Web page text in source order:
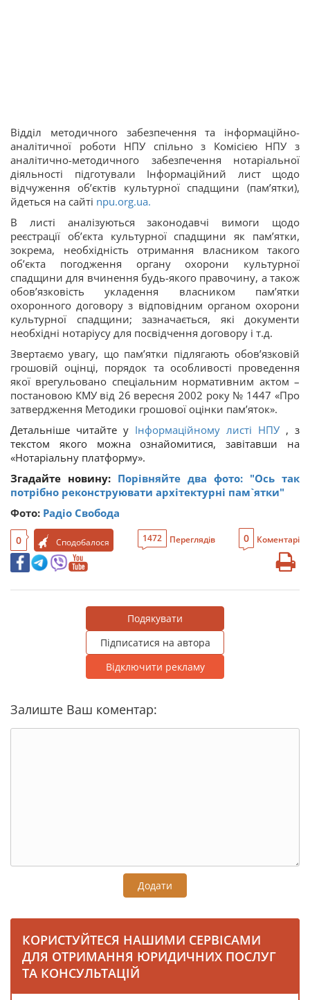
Відділ методичного забезпечення та інформаційно-
аналітичної роботи НПУ спільно з Комісією НПУ з
аналітично-методичного забезпечення нотаріальної
діяльності підготували Інформаційний лист щодо
відчуження об’єктів культурної спадщини (пам’ятки),
йдеться на сайті npu.org.ua.
В листі аналізуються законодавчі вимоги щодо
реєстрації об’єкта культурної спадщини як пам’ятки,
зокрема, необхідність отримання власником такого
об’єкта погодження органу охорони культурної
спадщини для вчинення будь-якого правочину, а також
обов’язковість укладення власником пам’ятки
охоронного договору з відповідним органом охорони
культурної спадщини; зазначається, які документи
необхідні нотаріусу для посвідчення договору і т.д.
Звертаємо увагу, що пам’ятки підлягають обов’язковій
грошовій оцінці, порядок та особливості проведення
якої врегульовано спеціальним нормативним актом –
постановою КМУ від 26 вересня 2002 року № 1447 «Про
затвердження Методики грошової оцінки пам’яток».
Детальніше читайте у Інформаційному листі НПУ , з
текстом якого можна ознайомитися, завітавши на
«Нотаріальну платформу».
Згадайте новину: Порівняйте два фото: "Ось так
потрібно реконструювати архітектурні пам`ятки"
Фото: Радіо Свобода
0 Сподобалося 1472 Переглядів 0 Коментарі
Подякувати
Підписатися на автора
Відключити рекламу
Залиште Ваш коментар:
Додати
КОРИСТУЙТЕСЯ НАШИМИ СЕРВІСАМИ
ДЛЯ ОТРИМАННЯ ЮРИДИЧНИХ ПОСЛУГ
ТА КОНСУЛЬТАЦІЙ